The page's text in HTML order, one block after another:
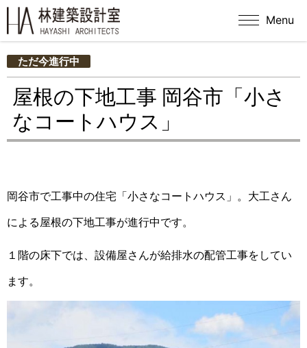
Menu
ただ今進行中
屋根の下地工事 岡谷市「小さ
なコートハウス」
岡谷市で工事中の住宅「小さなコートハウス」。大工さん
による屋根の下地工事が進行中です。
１階の床下では、設備屋さんが給排水の配管工事をしてい
ます。